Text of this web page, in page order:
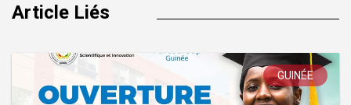
Article Liés
GUINÉE